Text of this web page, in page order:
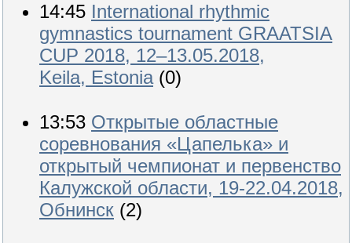
14:45 International rhythmic
gymnastics tournament GRAATSIA
CUP 2018, 12–13.05.2018,
Keila, Estonia (0)
13:53 Открытые областные
соревнования «Цапелька» и
открытый чемпионат и первенство
Калужской области, 19-22.04.2018,
Обнинск (2)